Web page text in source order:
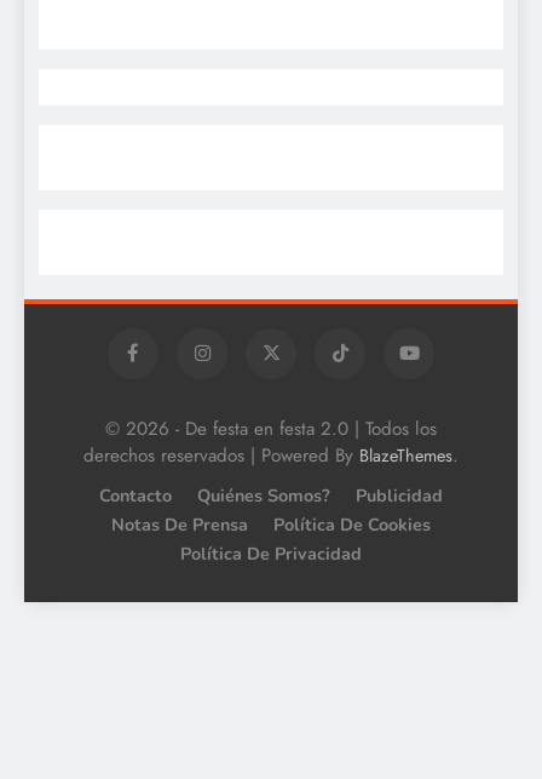
© 2026 - De festa en festa 2.0 | Todos los
derechos reservados | Powered By BlazeThemes.
Contacto Quiénes Somos?
Publicidad
Notas De Prensa
Política De Cookies
Política De Privacidad